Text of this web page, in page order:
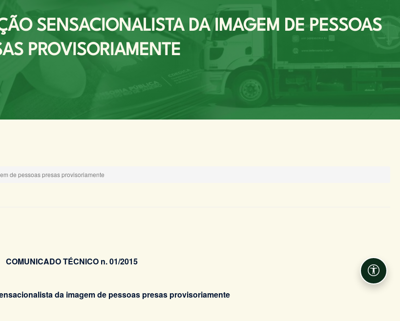
SENSACIONALISTA DA IMAGEM DE PESSOAS
PROVISORIAMENTE
de pessoas presas provisoriamente
COMUNICADO TÉCNICO n. 01/2015
da imagem de pessoas presas provisoriamente